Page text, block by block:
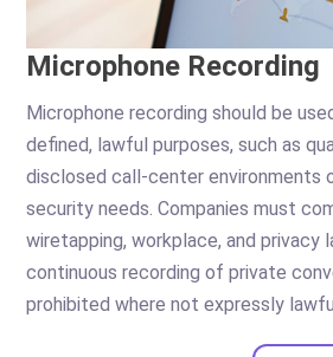
Microphone Recording
Microphone recording should be
defined, lawful purposes, such as
disclosed call-center environments
security needs. Companies must
wiretapping, workplace, and privacy
continuous recording of private
prohibited where not expressly